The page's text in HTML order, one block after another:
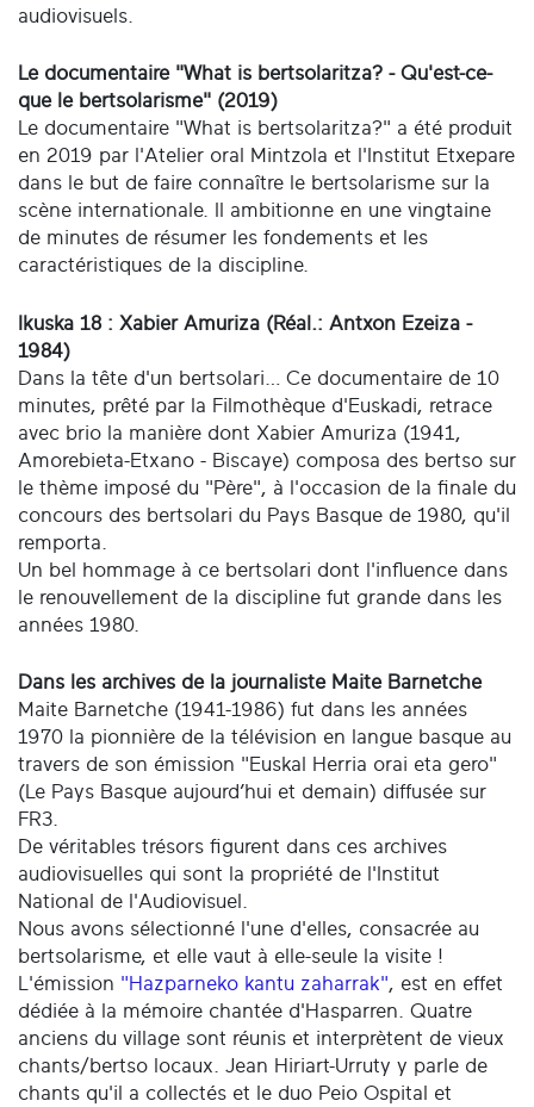
audiovisuels.
Le documentaire "What is bertsolaritza? - Qu'est-ce-
que le bertsolarisme" (2019)
Le documentaire "What is bertsolaritza?" a été produit
en 2019 par l'Atelier oral Mintzola et l'Institut Etxepare
dans le but de faire connaître le bertsolarisme sur la
scène internationale. Il ambitionne en une vingtaine
de minutes de résumer les fondements et les
caractéristiques de la discipline.
Ikuska 18 : Xabier Amuriza (Réal.: Antxon Ezeiza -
1984)
Dans la tête d'un bertsolari… Ce documentaire de 10
minutes, prêté par la Filmothèque d'Euskadi, retrace
avec brio la manière dont Xabier Amuriza (1941,
Amorebieta-Etxano - Biscaye) composa des bertso sur
le thème imposé du "Père", à l'occasion de la finale du
concours des bertsolari du Pays Basque de 1980, qu'il
remporta.
Un bel hommage à ce bertsolari dont l'influence dans
le renouvellement de la discipline fut grande dans les
années 1980.
Dans les archives de la journaliste Maite Barnetche
Maite Barnetche (1941-1986) fut dans les années
1970 la pionnière de la télévision en langue basque au
travers de son émission "Euskal Herria orai eta gero"
(Le Pays Basque aujourd’hui et demain) diffusée sur
FR3.
De véritables trésors figurent dans ces archives
audiovisuelles qui sont la propriété de l'Institut
National de l'Audiovisuel.
Nous avons sélectionné l'une d'elles, consacrée au
bertsolarisme, et elle vaut à elle-seule la visite !
L'émission "Hazparneko kantu zaharrak", est en effet
dédiée à la mémoire chantée d'Hasparren. Quatre
anciens du village sont réunis et interprètent de vieux
chants/bertso locaux. Jean Hiriart-Urruty y parle de
chants qu'il a collectés et le duo Peio Ospital et